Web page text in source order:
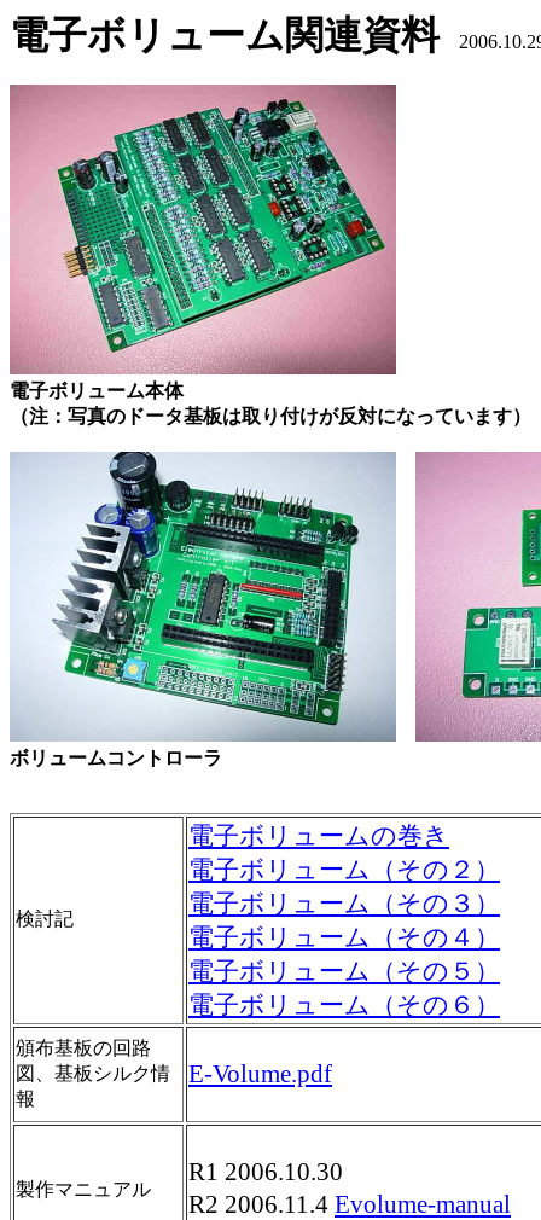
電子ボリューム関連資料
電子ボリューム本体
（注：写真のドータ基板は取り付けが反対になっています）
ボリュームコントローラ ア
検討記
電子ボリュームの巻き
電子ボリューム（その２）
電子ボリューム（その３）
電子ボリューム（その４）
電子ボリューム（その５）
電子ボリューム（その６）
頒布基板の回路
図、基板シルク情
報
E-Volume.pdf
製作マニュアル
R1 2006.10.30
R2 2006.11.4 Evolume-manual